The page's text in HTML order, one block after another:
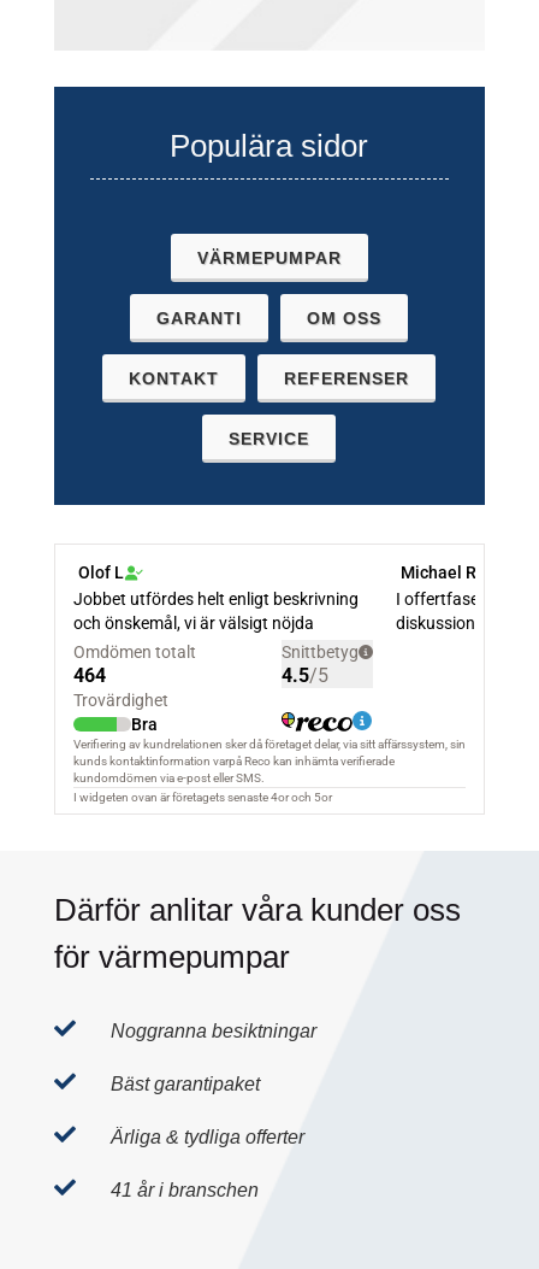
Populära sidor
VÄRMEPUMPAR
GARANTI OM OSS
KONTAKT REFERENSER
SERVICE
Därför anlitar våra kunder oss
för värmepumpar
 Noggranna besiktningar
 Bäst garantipaket
 Ärliga & tydliga offerter
 41 år i branschen